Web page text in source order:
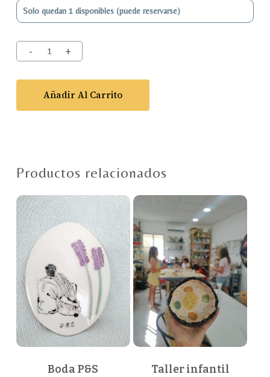
Solo quedan 1 disponibles (puede reservarse)
Añadir Al Carrito
Productos relacionados
Boda P&S
Taller infantil